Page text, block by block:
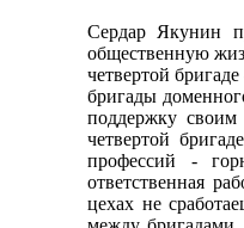
Сердар Якунин
общественную
четвертой
бригады
поддержку своим
четвертой
профессий -
ответственная
цехах не